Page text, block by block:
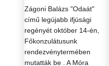
Zágoni Balázs "Odaát"
című legújabb ifjúsági
regényét október 14-én,
Főkonzulátusunk
rendezvénytermében
mutatták be . A Móra